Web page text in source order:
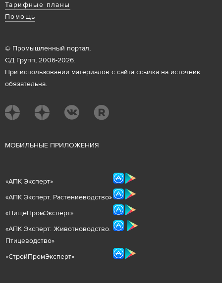
Тарифные планы
Помощь
© Промышленный портал,
СД Групп, 2006-2026.
При использовании материалов с сайта ссылка на источник
обязательна.
МОБИЛЬНЫЕ ПРИЛОЖЕНИЯ
«АПК Эксперт»
«АПК Эксперт. Растениеводство»
«ПищеПромЭксперт»
«АПК Эксперт: Животноводство.
Птицеводство»
«СтройПромЭксперт»